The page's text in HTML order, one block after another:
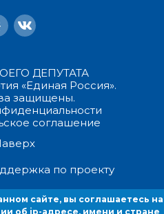
ДЕПУТАТА
«Единая Россия».
защищены.
соглашение
по проекту
сайте, вы соглашаетесь на
ip-адресе, имени и стране домена
сайте, вы соглашаетесь на
об ip-адресе, имени и стране